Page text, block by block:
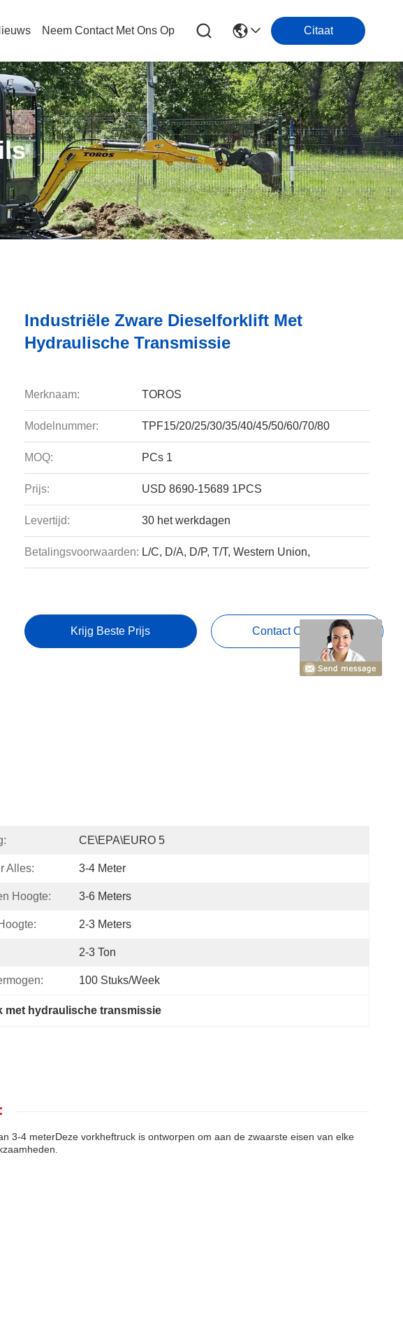
Neem Contact Met Ons Op Citaat
Industriële Zware Dieselforklift Met
Hydraulische Transmissie
Merknaam: TOROS
Modelnummer: TPF15/20/25/30/35/40/45/50/60/70/80
MOQ: PCs 1
Prijs: USD 8690-15689 1PCS
Levertijd: 30 het werkdagen
Betalingsvoorwaarden: L/C, D/A, D/P, T/T, Western Union,
Krijg Beste Prijs Contact Opnemen
CE\EPA\EURO 5
Alles: 3-4 Meter
Hoogte: 3-6 Meters
2-3 Meters
2-3 Ton
100 Stuks/week
met hydraulische transmissie
3-4 meterDeze vorkheftruck is ontworpen om aan de zwaarste eisen van elke